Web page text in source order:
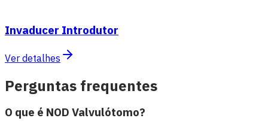
Invaducer Introdutor
Ver detalhes
Perguntas frequentes
O que é NOD Valvulótomo?